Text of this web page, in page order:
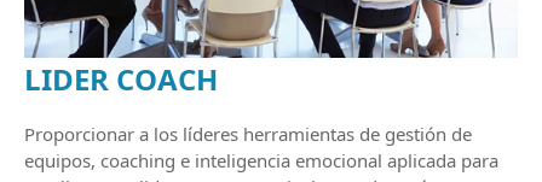
LIDER COACH
Proporcionar a los líderes herramientas de gestión de
equipos, coaching e inteligencia emocional aplicada para